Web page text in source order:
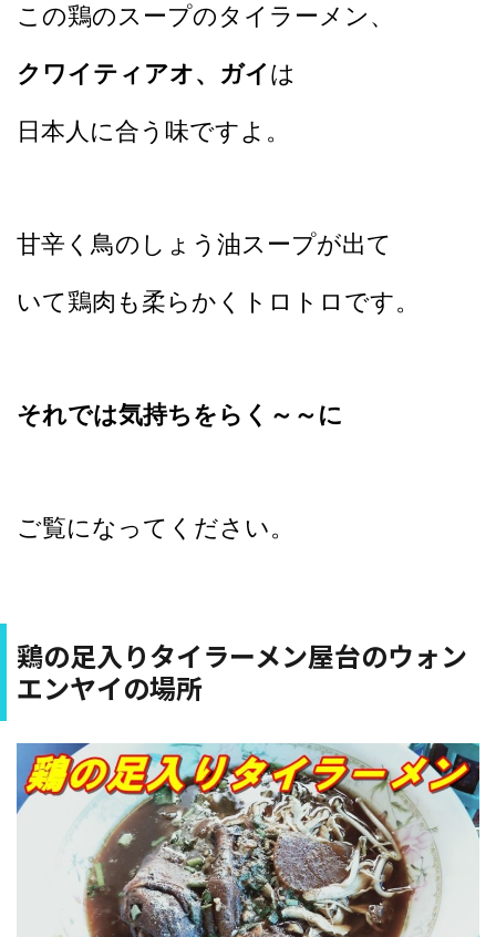
この鶏のスープのタイラーメン、
クワイティアオ、ガイは
日本人に合う味ですよ。
甘辛く鳥のしょう油スープが出て
いて鶏肉も柔らかくトロトロです。
それでは気持ちをらく～～に
ご覧になってください。
鶏の足入りタイラーメン屋台のウォン
エンヤイの場所